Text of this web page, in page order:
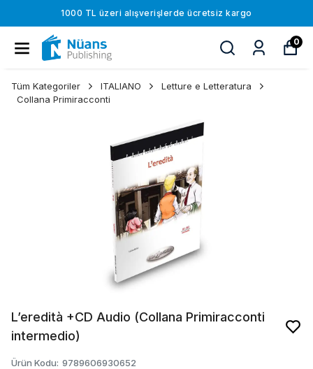
1000 TL üzeri alışverişlerde ücretsiz kargo
0
Tüm Kategoriler ITALIANO
Letture e Letteratura
Collana Primiracconti
L’eredità +CD Audio (Collana Primiracconti
intermedio)
Ürün Kodu: 9789606930652